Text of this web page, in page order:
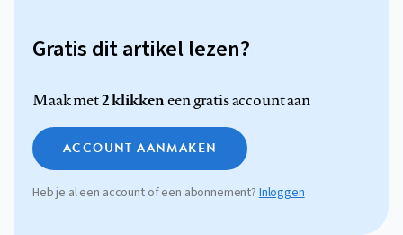
Gratis dit artikel lezen?
Maak met2 klikkeneen gratis account aan
ACCOUNT AANMAKEN
Heb je al een account of een abonnement? Inloggen